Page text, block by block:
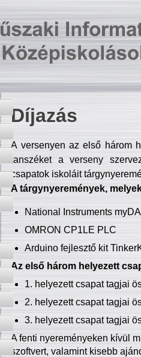
Díjazás
A versenyen az első három
tanszéket a verseny
csapatok iskoláit
A tárgynyeremények,
National Instruments
OMRON CP1LE PLC
Arduino fejlesztő kit
Az első három helyezett
1. helyezett csapat tagjai
2. helyezett csapat tagjai
3. helyezett csapat tagjai
A fenti nyereményeken kívül
szoftvert, valamint kisebb